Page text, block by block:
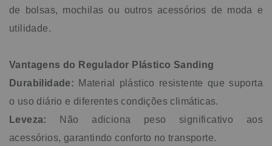
de bolsas, mochilas ou outros acessórios de moda e
utilidade.
Vantagens do Regulador Plástico Sanding
Durabilidade: Material plástico resistente que suporta
o uso diário e diferentes condições climáticas.
Leveza:
Não adiciona peso significativo aos
acessórios, garantindo conforto no transporte.